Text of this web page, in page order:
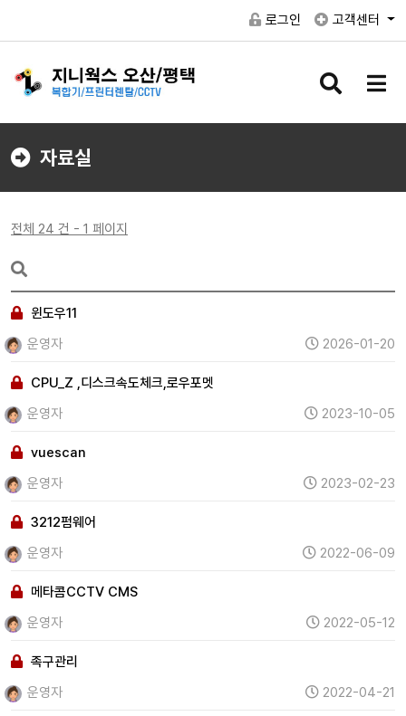
로그인 고객센터
검
버
메
버
자료실
전체 24 건 - 1 페이지
윈도우11
운영자
2026-01-20
CPU_Z ,디스크속도체크,로우포멧
운영자
2023-10-05
vuescan
운영자
2023-02-23
3212펌웨어
운영자
2022-06-09
메타콤CCTV CMS
운영자
2022-05-12
족구관리
운영자
2022-04-21